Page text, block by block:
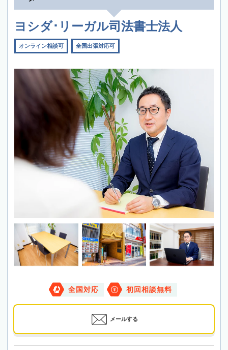
ヨシダ･リーガル司法書士法人
オンライン相談可 全国出張対応可
全国対応 初回相談無料
メールする